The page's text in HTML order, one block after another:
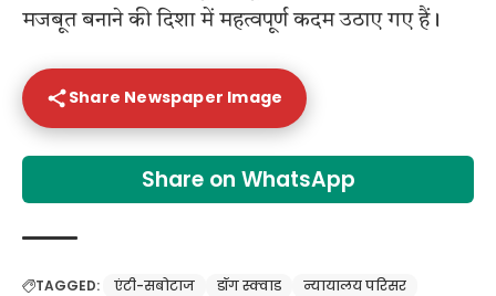
मजबूत बनाने की दिशा में महत्वपूर्ण कदम उठाए गए हैं।
Share Newspaper Image
Share on WhatsApp
TAGGED: एंटी-सबोटाज डॉग स्क्वाड
न्यायालय परिसर